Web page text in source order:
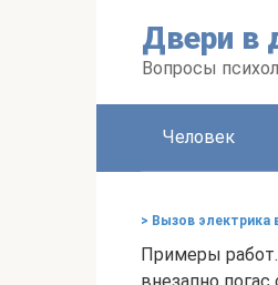
Двери в
Вопросы
Человек
> Вызов электрика
Примеры